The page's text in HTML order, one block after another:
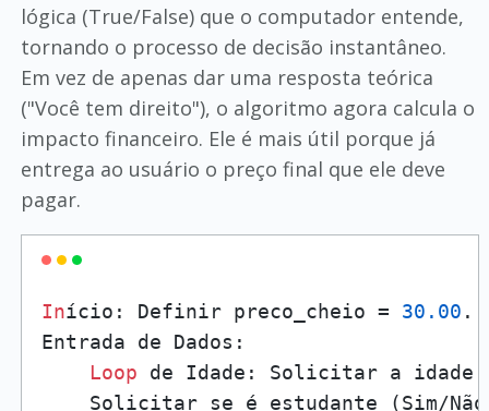
lógica (True/False) que o computador entende,
tornando o processo de decisão instantâneo.
Em vez de apenas dar uma resposta teórica
("Você tem direito"), o algoritmo agora calcula o
impacto financeiro. Ele é mais útil porque já
entrega ao usuário o preço final que ele deve
pagar.
Início: Definir preco_cheio = 30.00 .
Entrada de Dados:
Loop de Idade: Solicitar a idade.
Solicitar se é estudante (Sim/